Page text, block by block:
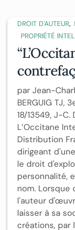
DROIT D'AUTEUR,
PROPRIÉTÉ
par Jean-
BERGUIG TJ,
18/13549, J-
L’Occitane
Distribution
dirigeant
le droit
personnalité,
nom. Lorsque
l'auteur
laisser à sa
créations, par